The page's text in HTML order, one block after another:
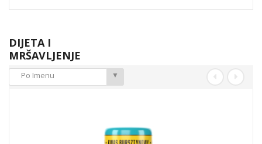
DIJETA I
MRŠAVLJENJE
Po Imenu ▼